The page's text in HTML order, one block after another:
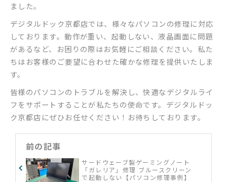
ました。
デジタルドック京都店では、様々なパソコンの修理に対応
しております。動作が重い、起動しない、液晶画面に問題
があるなど、お困りの際はお気軽にご相談ください。私た
ちはお客様のご要望に合わせた確かな修理を提供いたしま
す。
皆様のパソコンのトラブルを解決し、快適なデジタルライ
フをサポートすることが私たちの使命です。デジタルドッ
ク京都店にぜひお任せください！お待ちしております。
前の記事
サードウェーブ製ゲーミングノート
「ガレリア」修理 ブルースクリーン
で起動しない【パソコン修理事例】